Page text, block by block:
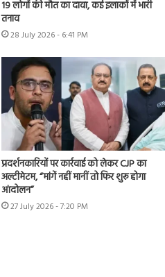
19 लोगों की मौत का दावा, कई इलाकों में भारी
तनाव
28 July 2026 - 6:41 PM
प्रदर्शनकारियों पर कार्रवाई को लेकर CJP का
अल्टीमेटम, “मांगें नहीं मानीं तो फिर शुरू होगा
आंदोलन”
27 July 2026 - 7:20 PM